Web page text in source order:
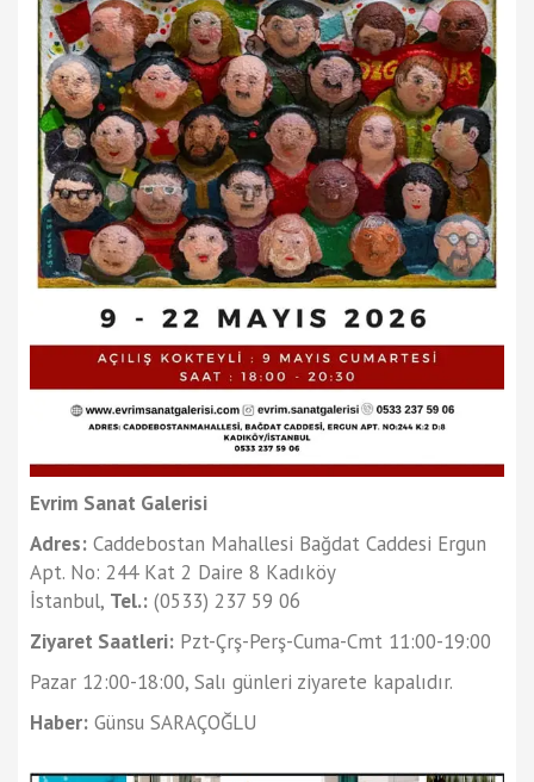
Evrim Sanat Galerisi
Adres: Caddebostan Mahallesi Bağdat Caddesi Ergun
Apt. No: 244 Kat 2 Daire 8 Kadıköy
İstanbul, Tel.: (0533) 237 59 06
Ziyaret Saatleri: Pzt-Çrş-Perş-Cuma-Cmt 11:00-19:00
Pazar 12:00-18:00, Salı günleri ziyarete kapalıdır.
Haber: Günsu SARAÇOĞLU